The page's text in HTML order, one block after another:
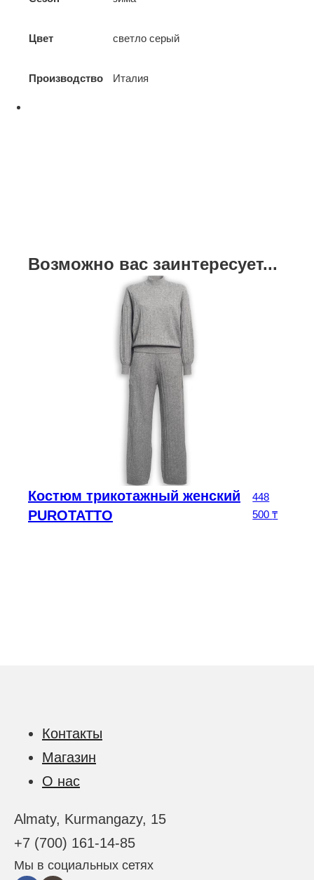
Цвет светло серый
Производство Италия
Возможно вас заинтересует...
цена составляла 195 000 ₸.
Текущая цена: 136 500 ₸.
Костюм трикотажный женский
PUROTATTO
448
500₸
Контакты
Магазин
О нас
Almaty, Kurmangazy, 15
+7 (700) 161-14-85
Мы в социальных сетях